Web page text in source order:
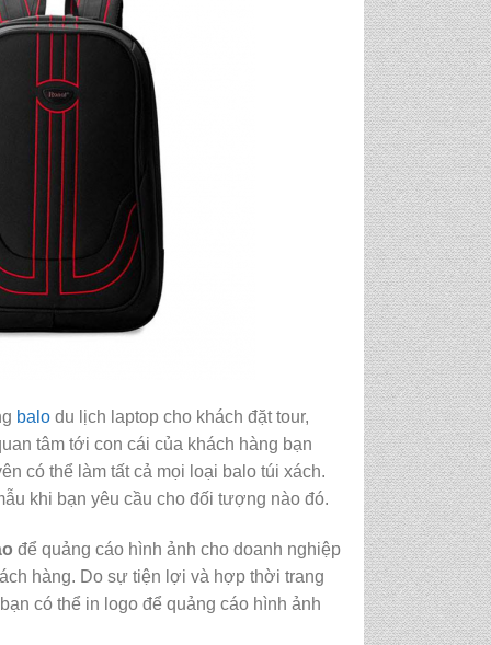
balodu lịch laptop cho khách đặt tour,
tâm tới con cái của khách hàng bạn
có thể làm tất cả mọi loại balo túi xách.
khi bạn yêu cầu cho đối tượng nào đó.
để quảng cáo hình ảnh cho doanh nghiệp
hàng. Do sự tiện lợi và hợp thời trang
có thể in logo để quảng cáo hình ảnh